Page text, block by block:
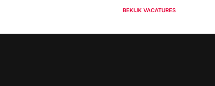
BEKIJK VACATURES